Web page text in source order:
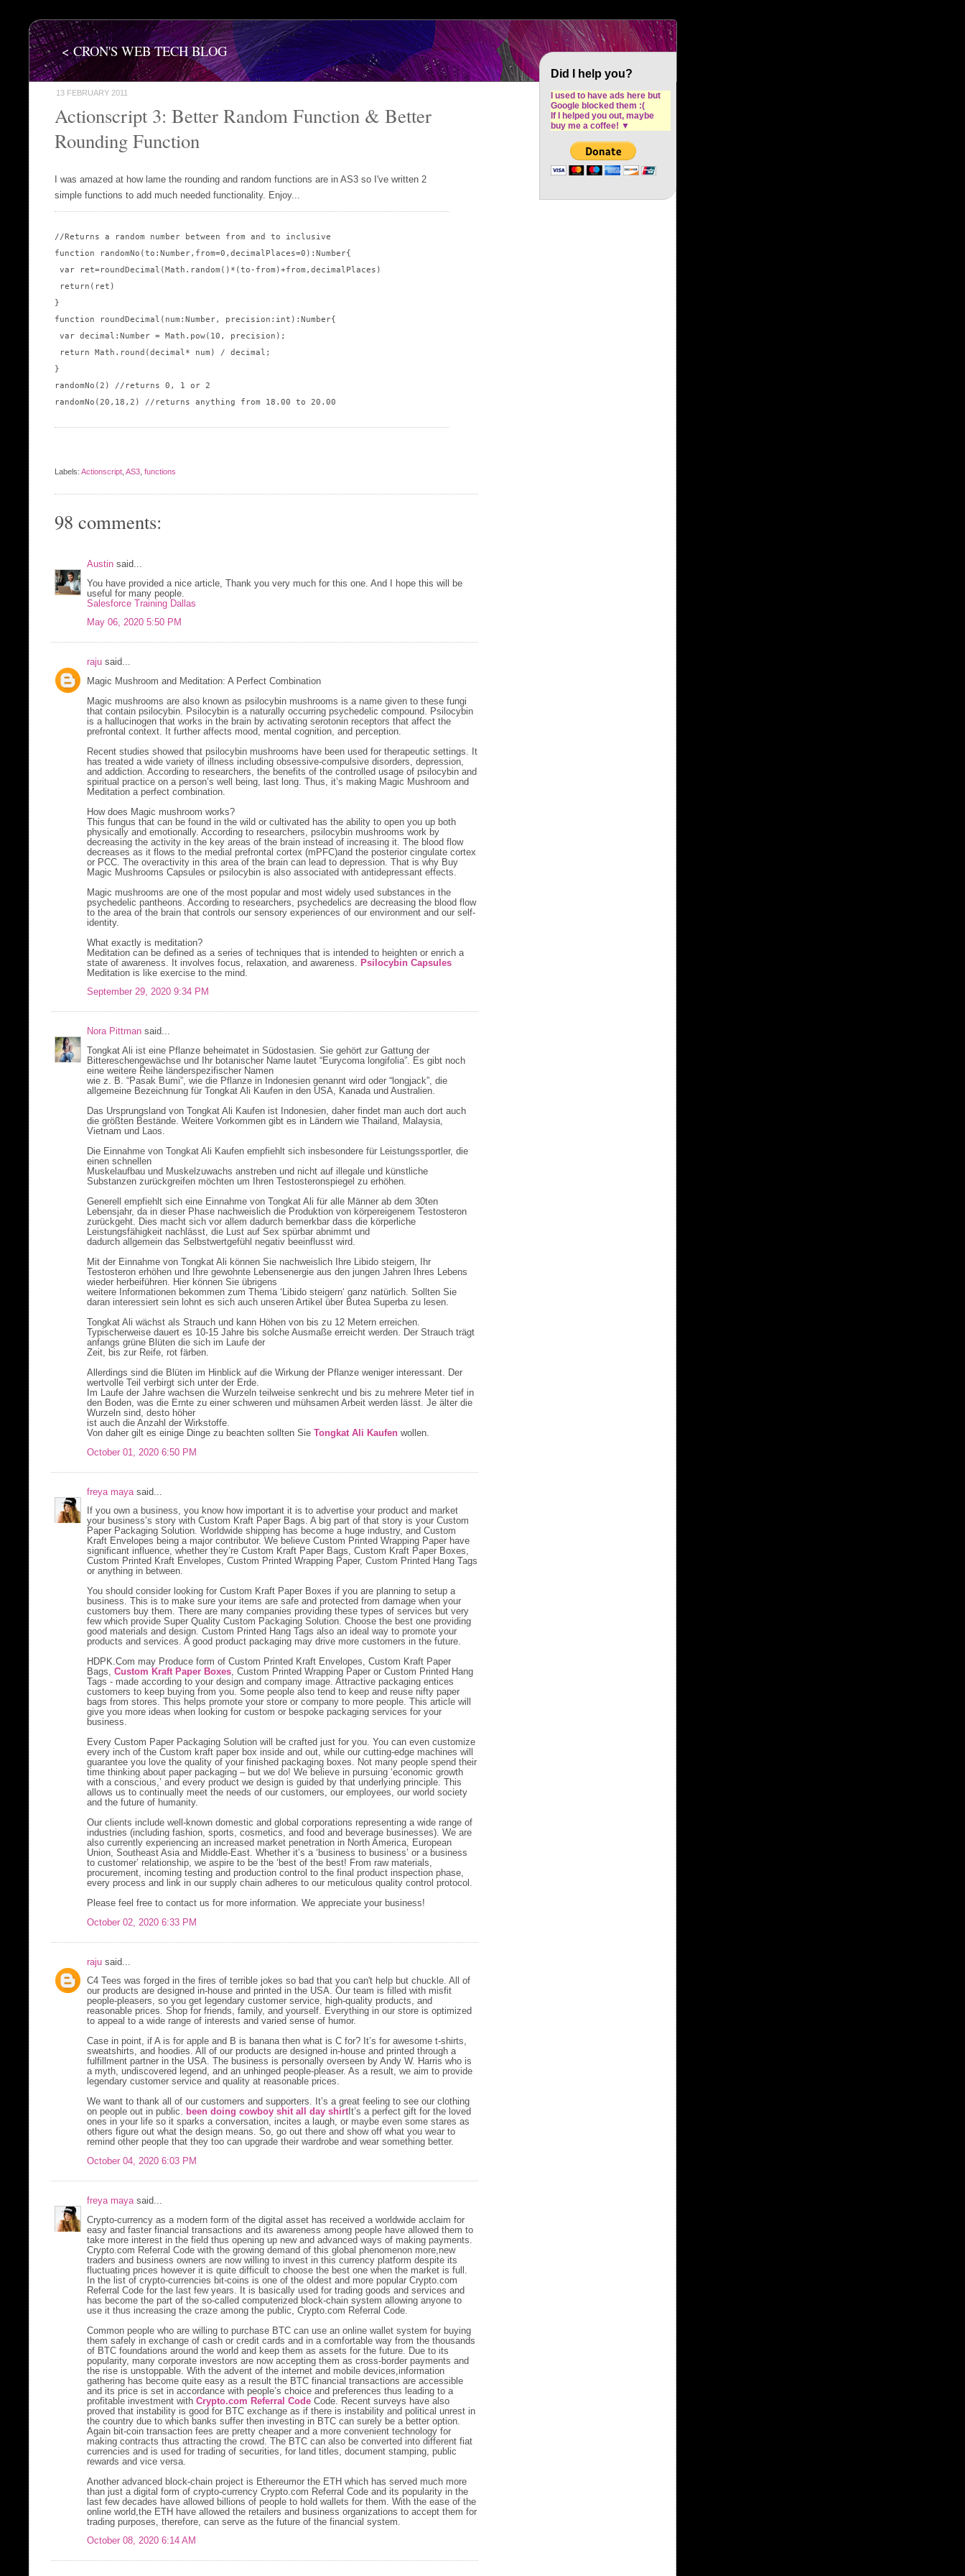
< CRON'S WEB TECH BLOG
13 FEBRUARY 2011
Actionscript 3: Better Random Function & Better
Rounding Function
I was amazed at how lame the rounding and random functions are in AS3 so I've written 2
simple functions to add much needed functionality. Enjoy...
//Returns a random number between from and to inclusive
function randomNo(to:Number,from=0,decimalPlaces=0):Number{
var ret=roundDecimal(Math.random()*(to-from)+from,decimalPlaces)
return(ret)
}
function roundDecimal(num:Number, precision:int):Number{
var decimal:Number = Math.pow(10, precision);
return Math.round(decimal* num) / decimal;
}
randomNo(2) //returns 0, 1 or 2
randomNo(20,18,2) //returns anything from 18.00 to 20.00
Labels: Actionscript AS3 functions
98 comments:
Austin said...
You have provided a nice article, Thank you very much for this one. And I hope this will be
useful for many people.
Salesforce Training Dallas
May 06, 2020 5:50 PM
raju said...
Magic Mushroom and Meditation: A Perfect Combination
Magic mushrooms are also known as psilocybin mushrooms is a name given to these fungi
that contain psilocybin. Psilocybin is a naturally occurring psychedelic compound. Psilocybin
is a hallucinogen that works in the brain by activating serotonin receptors that affect the
prefrontal context. It further affects mood, mental cognition, and perception.
Recent studies showed that psilocybin mushrooms have been used for therapeutic settings. It
has treated a wide variety of illness including obsessive-compulsive disorders, depression,
and addiction. According to researchers, the benefits of the controlled usage of psilocybin and
spiritual practice on a person’s well being, last long. Thus, it’s making Magic Mushroom and
Meditation a perfect combination.
How does Magic mushroom works?
This fungus that can be found in the wild or cultivated has the ability to open you up both
physically and emotionally. According to researchers, psilocybin mushrooms work by
decreasing the activity in the key areas of the brain instead of increasing it. The blood flow
decreases as it flows to the medial prefrontal cortex (mPFC)and the posterior cingulate cortex
or PCC. The overactivity in this area of the brain can lead to depression. That is why Buy
Magic Mushrooms Capsules or psilocybin is also associated with antidepressant effects.
Magic mushrooms are one of the most popular and most widely used substances in the
psychedelic pantheons. According to researchers, psychedelics are decreasing the blood flow
to the area of the brain that controls our sensory experiences of our environment and our self-
identity.
What exactly is meditation?
Meditation can be defined as a series of techniques that is intended to heighten or enrich a
state of awareness. It involves focus, relaxation, and awareness. Psilocybin Capsules
Meditation is like exercise to the mind.
September 29, 2020 9:34 PM
Nora Pittman said...
Tongkat Ali ist eine Pflanze beheimatet in Südostasien. Sie gehört zur Gattung der
Bittereschengewächse und Ihr botanischer Name lautet “Eurycoma longifolia”. Es gibt noch
eine weitere Reihe länderspezifischer Namen
wie z. B. “Pasak Bumi”, wie die Pflanze in Indonesien genannt wird oder “longjack”, die
allgemeine Bezeichnung für Tongkat Ali Kaufen in den USA, Kanada und Australien.
Das Ursprungsland von Tongkat Ali Kaufen ist Indonesien, daher findet man auch dort auch
die größten Bestände. Weitere Vorkommen gibt es in Ländern wie Thailand, Malaysia,
Vietnam und Laos.
Die Einnahme von Tongkat Ali Kaufen empfiehlt sich insbesondere für Leistungssportler, die
einen schnellen
Muskelaufbau und Muskelzuwachs anstreben und nicht auf illegale und künstliche
Substanzen zurückgreifen möchten um Ihren Testosteronspiegel zu erhöhen.
Generell empfiehlt sich eine Einnahme von Tongkat Ali für alle Männer ab dem 30ten
Lebensjahr, da in dieser Phase nachweislich die Produktion von körpereigenem Testosteron
zurückgeht. Dies macht sich vor allem dadurch bemerkbar dass die körperliche
Leistungsfähigkeit nachlässt, die Lust auf Sex spürbar abnimmt und
dadurch allgemein das Selbstwertgefühl negativ beeinflusst wird.
Mit der Einnahme von Tongkat Ali können Sie nachweislich Ihre Libido steigern, Ihr
Testosteron erhöhen und Ihre gewohnte Lebensenergie aus den jungen Jahren Ihres Lebens
wieder herbeiführen. Hier können Sie übrigens
weitere Informationen bekommen zum Thema ‘Libido steigern‘ ganz natürlich. Sollten Sie
daran interessiert sein lohnt es sich auch unseren Artikel über Butea Superba zu lesen.
Tongkat Ali wächst als Strauch und kann Höhen von bis zu 12 Metern erreichen.
Typischerweise dauert es 10-15 Jahre bis solche Ausmaße erreicht werden. Der Strauch trägt
anfangs grüne Blüten die sich im Laufe der
Zeit, bis zur Reife, rot färben.
Allerdings sind die Blüten im Hinblick auf die Wirkung der Pflanze weniger interessant. Der
wertvolle Teil verbirgt sich unter der Erde.
Im Laufe der Jahre wachsen die Wurzeln teilweise senkrecht und bis zu mehrere Meter tief in
den Boden, was die Ernte zu einer schweren und mühsamen Arbeit werden lässt. Je älter die
Wurzeln sind, desto höher
ist auch die Anzahl der Wirkstoffe.
Von daher gilt es einige Dinge zu beachten sollten Sie Tongkat Ali Kaufen wollen.
October 01, 2020 6:50 PM
freya maya said...
If you own a business, you know how important it is to advertise your product and market
your business’s story with Custom Kraft Paper Bags. A big part of that story is your Custom
Paper Packaging Solution. Worldwide shipping has become a huge industry, and Custom
Kraft Envelopes being a major contributor. We believe Custom Printed Wrapping Paper have
significant influence, whether they’re Custom Kraft Paper Bags, Custom Kraft Paper Boxes,
Custom Printed Kraft Envelopes, Custom Printed Wrapping Paper, Custom Printed Hang Tags
or anything in between.
You should consider looking for Custom Kraft Paper Boxes if you are planning to setup a
business. This is to make sure your items are safe and protected from damage when your
customers buy them. There are many companies providing these types of services but very
few which provide Super Quality Custom Packaging Solution. Choose the best one providing
good materials and design. Custom Printed Hang Tags also an ideal way to promote your
products and services. A good product packaging may drive more customers in the future.
HDPK.Com may Produce form of Custom Printed Kraft Envelopes, Custom Kraft Paper
Bags, Custom Kraft Paper Boxes, Custom Printed Wrapping Paper or Custom Printed Hang
Tags - made according to your design and company image. Attractive packaging entices
customers to keep buying from you. Some people also tend to keep and reuse nifty paper
bags from stores. This helps promote your store or company to more people. This article will
give you more ideas when looking for custom or bespoke packaging services for your
business.
Every Custom Paper Packaging Solution will be crafted just for you. You can even customize
every inch of the Custom kraft paper box inside and out, while our cutting-edge machines will
guarantee you love the quality of your finished packaging boxes. Not many people spend their
time thinking about paper packaging – but we do! We believe in pursuing ‘economic growth
with a conscious,’ and every product we design is guided by that underlying principle. This
allows us to continually meet the needs of our customers, our employees, our world society
and the future of humanity.
Our clients include well-known domestic and global corporations representing a wide range of
industries (including fashion, sports, cosmetics, and food and beverage businesses). We are
also currently experiencing an increased market penetration in North America, European
Union, Southeast Asia and Middle-East. Whether it’s a ‘business to business’ or a business
to customer’ relationship, we aspire to be the ‘best of the best! From raw materials,
procurement, incoming testing and production control to the final product inspection phase,
every process and link in our supply chain adheres to our meticulous quality control protocol.
Please feel free to contact us for more information. We appreciate your business!
October 02, 2020 6:33 PM
raju said...
C4 Tees was forged in the fires of terrible jokes so bad that you can't help but chuckle. All of
our products are designed in-house and printed in the USA. Our team is filled with misfit
people-pleasers, so you get legendary customer service, high-quality products, and
reasonable prices. Shop for friends, family, and yourself. Everything in our store is optimized
to appeal to a wide range of interests and varied sense of humor.
Case in point, if A is for apple and B is banana then what is C for? It’s for awesome t-shirts,
sweatshirts, and hoodies. All of our products are designed in-house and printed through a
fulfillment partner in the USA. The business is personally overseen by Andy W. Harris who is
a myth, undiscovered legend, and an unhinged people-pleaser. As a result, we aim to provide
legendary customer service and quality at reasonable prices.
We want to thank all of our customers and supporters. It’s a great feeling to see our clothing
on people out in public. been doing cowboy shit all day shirtIt’s a perfect gift for the loved
ones in your life so it sparks a conversation, incites a laugh, or maybe even some stares as
others figure out what the design means. So, go out there and show off what you wear to
remind other people that they too can upgrade their wardrobe and wear something better.
October 04, 2020 6:03 PM
freya mayasaid...
Crypto-currency as a modern form of the digital asset has received a worldwide acclaim for
easy and faster financial transactions and its awareness among people have allowed them to
take more interest in the field thus opening up new and advanced ways of making payments.
Crypto.com Referral Code with the growing demand of this global phenomenon more,new
traders and business owners are now willing to invest in this currency platform despite its
fluctuating prices however it is quite difficult to choose the best one when the market is full.
In the list of crypto-currencies bit-coins is one of the oldest and more popular Crypto.com
Referral Code for the last few years. It is basically used for trading goods and services and
has become the part of the so-called computerized block-chain system allowing anyone to
use it thus increasing the craze among the public, Crypto.com Referral Code.
Common people who are willing to purchase BTC can use an online wallet system for buying
them safely in exchange of cash or credit cards and in a comfortable way from the thousands
of BTC foundations around the world and keep them as assets for the future. Due to its
popularity, many corporate investors are now accepting them as cross-border payments and
the rise is unstoppable. With the advent of the internet and mobile devices,information
gathering has become quite easy as a result the BTC financial transactions are accessible
and its price is set in accordance with people’s choice and preferences thus leading to a
profitable investment with Crypto.com Referral Code Code. Recent surveys have also
proved that instability is good for BTC exchange as if there is instability and political unrest in
the country due to which banks suffer then investing in BTC can surely be a better option.
Again bit-coin transaction fees are pretty cheaper and a more convenient technology for
making contracts thus attracting the crowd. The BTC can also be converted into different fiat
currencies and is used for trading of securities, for land titles, document stamping, public
rewards and vice versa.
Another advanced block-chain project is Ethereumor the ETH which has served much more
than just a digital form of crypto-currency Crypto.com Referral Code and its popularity in the
last few decades have allowed billions of people to hold wallets for them. With the ease of the
online world,the ETH have allowed the retailers and business organizations to accept them for
trading purposes, therefore, can serve as the future of the financial system.
October 08, 2020 6:14 AM
Cron Design Studio: Dublin based web design &
software development
Did I help you?
I used to have ads here but
Google blocked them :(
If I helped you out, maybe
buy me a coffee! ▼